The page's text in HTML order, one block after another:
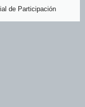
de Participación